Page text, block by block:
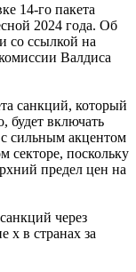
14-го пакета
2024 года. Об
со ссылкой на
Валдиса
санкций, который
будет включать
сильным акцентом
секторе, поскольку
предел цен на
через
х в странах за